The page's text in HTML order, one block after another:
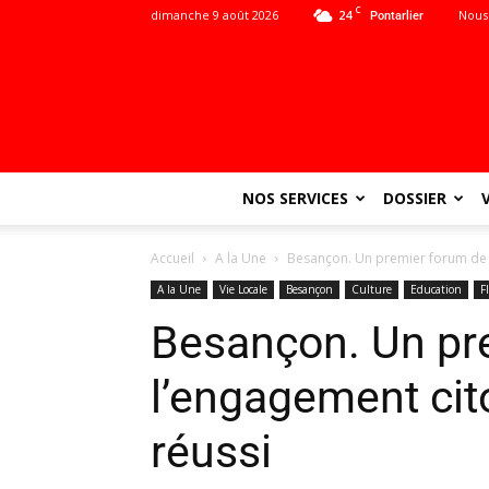
24 C Pontarlier
dimanche 9 août 2026
NOS SERVICES DOSSIER
Accueil A la Une Besançon. Un premier forum
A la Une Vie Locale Besançon Culture Education
Besançon. Un
l’engagement
réussi